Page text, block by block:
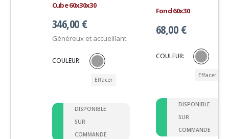
Cube 60x30x30
346,00€
Généreux et accueillant.
COULEUR
Effacer
DISPONIBLE
SUR
COMMANDE
Fond 60x30
68,00€
COULEUR
Effacer
DISPONIBLE
SUR
COMMANDE